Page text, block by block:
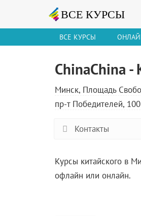
ВСЕ КУРСЫ
ChinaChina -
Минск, Площадь
пр-т Победителей, 100
Контакты
Курсы китайского в
офлайн или онлайн.